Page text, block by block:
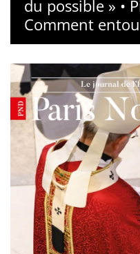
du possible » •
Comment